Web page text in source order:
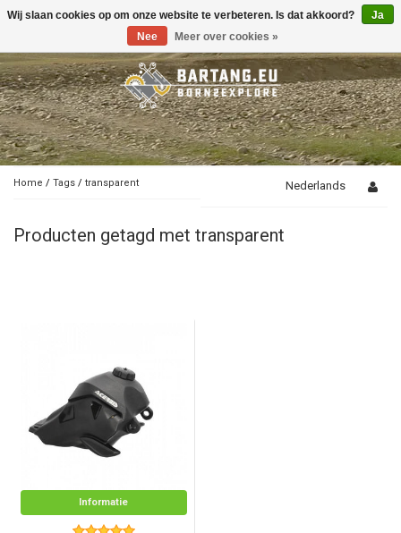
Toggle
Home / Tags / transparent Nederlands
Producten getagd met transparent
Informatie
Wij slaan cookies op om onze website te verbeteren. Is dat akkoord?
Ja
Nee
Meer over cookies »